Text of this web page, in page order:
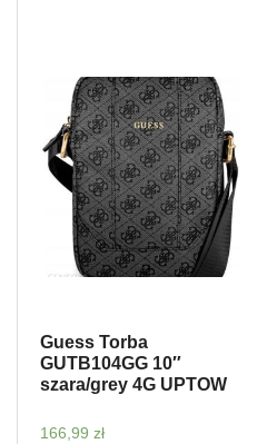
Guess Torba
GUTB104GG 10″
szara/grey 4G UPTOW
166,99 zł